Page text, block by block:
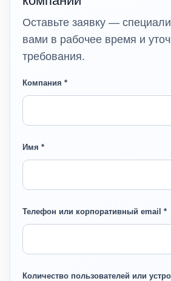
Оставьте заявку —
вами в рабочее время и
требования.
Компания *
Имя *
Телефон или корпоративный email *
Количество пользователей или